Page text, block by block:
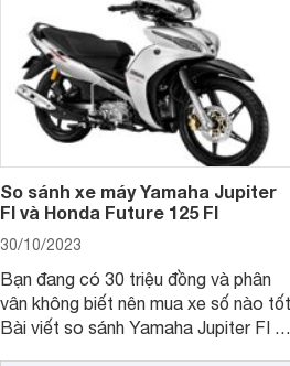
So sánh xe máy Yamaha Jupiter
FI và Honda Future 125 FI
30/10/2023
Bạn đang có 30 triệu đồng và phân
vân không biết nên mua xe số nào
Bài viết so sánh Yamaha Jupiter FI và